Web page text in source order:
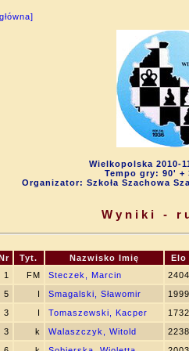
Wielkopolska 2010-
Tempo gry: 90' +
Organizator: Szkoła Szachowa
Wyniki -
Tyt. Nazwisko Imię Elo
1 FM Steczek, Marcin 2404
5 I Smagalski, Sławomir 1999
3 I Tomaszewski, Kacper 1732
3 k Walaszczyk, Witold 2238